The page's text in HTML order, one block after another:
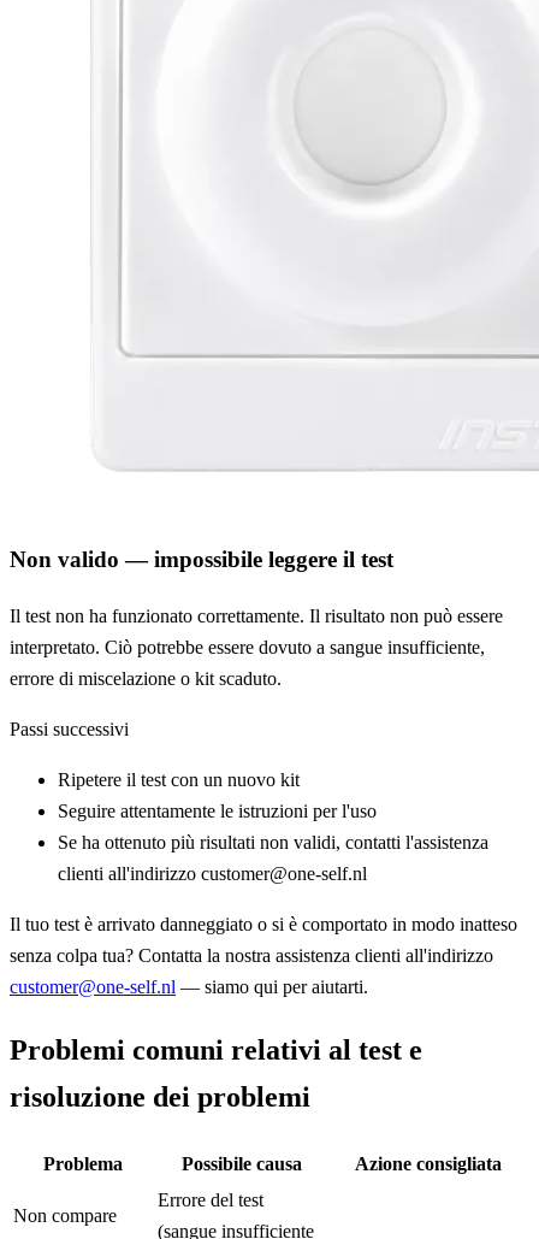
Non valido — impossibile leggere il test
Il test non ha funzionato correttamente. Il risultato non può essere
interpretato. Ciò potrebbe essere dovuto a sangue insufficiente,
errore di miscelazione o kit scaduto.
Passi successivi
Ripetere il test con un nuovo kit
Seguire attentamente le istruzioni per l'uso
Se ha ottenuto più risultati non validi, contatti l'assistenza
clienti all'indirizzo customer@one-self.nl
Il tuo test è arrivato danneggiato o si è comportato in modo inatteso
senza colpa tua? Contatta la nostra assistenza clienti all'indirizzo
customer@one-self.nl — siamo qui per aiutarti.
Problemi comuni relativi al test e
risoluzione dei problemi
Problema Possibile causa Azione consigliata
Non compare
Errore del test
(sangue insufficiente